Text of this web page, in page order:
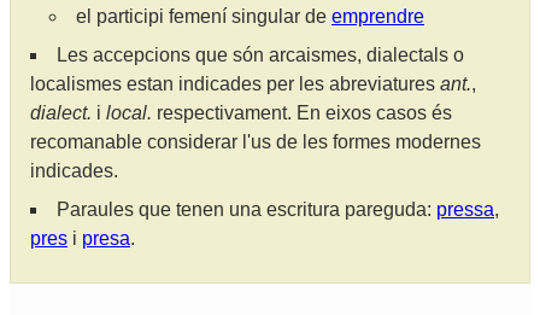
el participi femení singular de emprendre
Les accepcions que són arcaismes, dialectals o
localismes estan indicades per les abreviatures ant.,
dialect. i local. respectivament. En eixos casos és
recomanable considerar l'us de les formes modernes
indicades.
Paraules que tenen una escritura pareguda: pressa,
pres i presa.